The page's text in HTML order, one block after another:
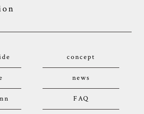
concept
news
FAQ